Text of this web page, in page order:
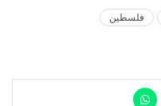
فلسطين